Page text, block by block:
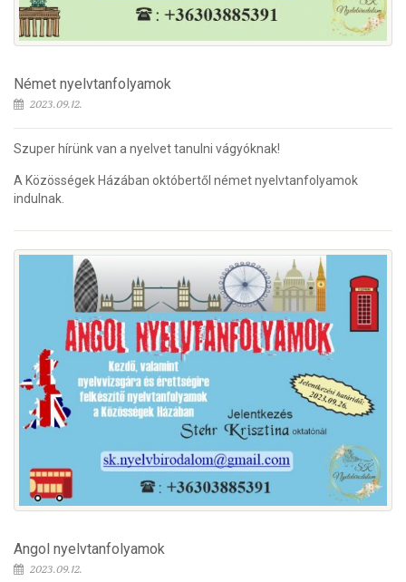
Német nyelvtanfolyamok
2023.09.12.
Szuper hírünk van a nyelvet tanulni vágyóknak!
A Közösségek Házában októbertől német nyelvtanfolyamok
indulnak.
Angol nyelvtanfolyamok
2023.09.12.